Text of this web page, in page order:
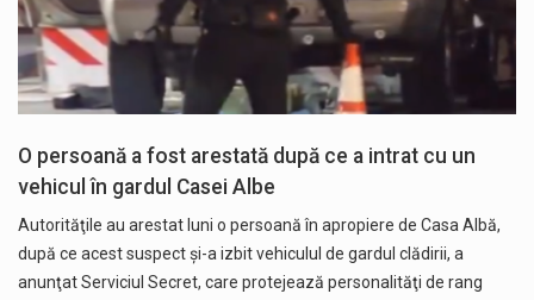
O persoană a fost arestată după ce a intrat cu un
vehicul în gardul Casei Albe
Autorităţile au arestat luni o persoană în apropiere de Casa Albă,
după ce acest suspect şi-a izbit vehiculul de gardul clădirii, a
anunţat Serviciul Secret, care protejează personalităţi de rang